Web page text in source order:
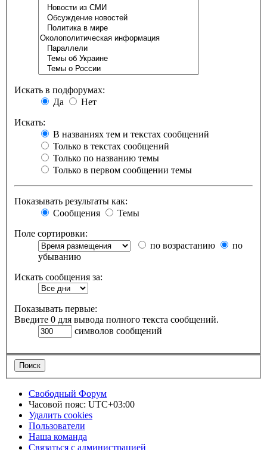
Искать в подфорумах:
Да
Нет
Искать:
В названиях тем и текстах сообщений
Только в текстах сообщений
Только по названию темы
Только в первом сообщении темы
Показывать результаты как:
Сообщения
Темы
Поле сортировки:
по возрастанию
по
убыванию
Искать сообщения за:
Показывать первые:
Введите 0 для вывода полного текста сообщений.
символов сообщений
Свободный Форум
Часовой пояс: UTC+03:00
Удалить cookies
Пользователи
Наша команда
Связаться с администрацией